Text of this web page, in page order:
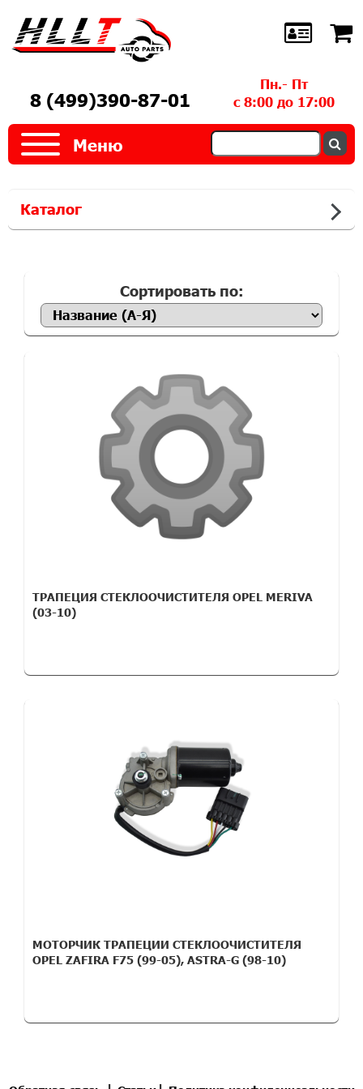
8 (499)390-87-01
Пн.- Пт
с 8:00 до 17:00
Меню
Каталог
Сортировать по:
ТРАПЕЦИЯ СТЕКЛООЧИСТИТЕЛЯ OPEL MERIVA
(03-10)
МОТОРЧИК ТРАПЕЦИИ СТЕКЛООЧИСТИТЕЛЯ
OPEL ZAFIRA F75 (99-05), ASTRA-G (98-10)